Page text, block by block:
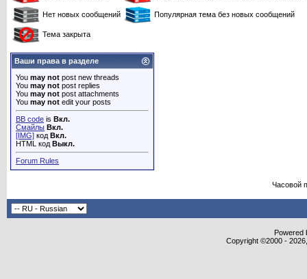
Нет новых сообщений Популярная тема без новых сообщений
Тема закрыта
Ваши права в разделе
You may not post new threads
You may not post replies
You may not post attachments
You may not edit your posts
BB code is Вкл.
Смайлы Вкл.
[IMG] код Вкл.
HTML код Выкл.
Forum Rules
Часовой
Powered
Copyright ©2000 -